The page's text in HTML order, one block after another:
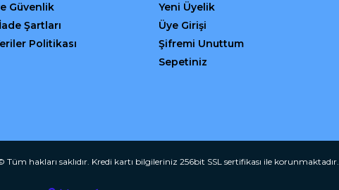
Gönder
Güvenlik
Şartları
Politikası
Yeni Üyelik
Üye Girişi
Şifremi Unuttum
Sepetiniz
Tüm hakları saklıdır. Kredi kartı bilgileriniz 256bit SSL sertifikası ile korunmaktadır.